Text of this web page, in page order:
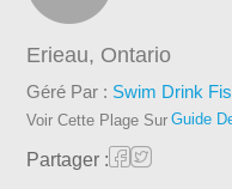
Erieau, Ontario
Géré Par : Swim Drink
Voir Cette Plage Sur Guide
Partager :